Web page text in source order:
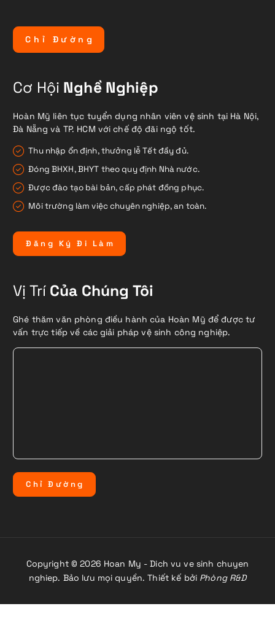
C h ỉ Đ ư ờ n g
Cơ Hội Nghề Nghiệp
Hoàn Mỹ liên tục tuyển dụng nhân viên vệ sinh tại Hà Nội,
Đà Nẵng và TP. HCM với chế độ đãi ngộ tốt.
Thu nhập ổn định, thưởng lễ Tết đầy đủ.
Đóng BHXH, BHYT theo quy định Nhà nước.
Được đào tạo bài bản, cấp phát đồng phục.
Môi trường làm việc chuyên nghiệp, an toàn.
Đ ă n g Ký Đ i L à m
Vị TríCủa Chúng Tôi
Ghé thăm văn phòng điều hành của Hoàn Mỹ để được tư
vấn trực tiếp về các giải pháp vệ sinh công nghiệp.
C hỉ Đ ườ ng
Copyright © 2026 Hoan My - Dich vu ve sinh chuyen
nghiep. Bảo lưu mọi quyền. Thiết kế bởi Phòng R&D